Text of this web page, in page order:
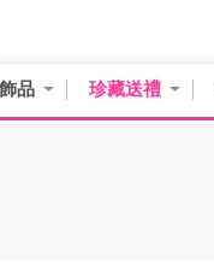
品 珍藏送禮